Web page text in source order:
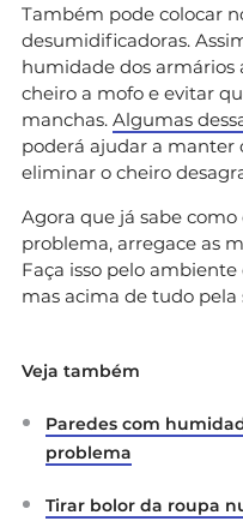
Também pode colocar
desumidificadoras.
humidade dos armários
cheiro a mofo e evitar
manchas. Algumas
poderá ajudar a manter
eliminar o cheiro
Agora que já sabe
problema, arregace as
Faça isso pelo ambiente
mas acima de tudo pela
Veja também
Paredes com
problema
Tirar bolor da roupa